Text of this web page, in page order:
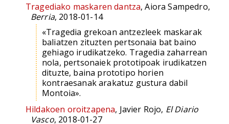
Tragediako maskaren dantza, Aiora Sampedro,
Berria, 2018-01-14
«Tragedia grekoan antzezleek maskarak
baliatzen zituzten pertsonaia bat baino
gehiago irudikatzeko. Tragedia zaharrean
nola, pertsonaiek prototipoak irudikatzen
dituzte, baina prototipo horien
kontraesanak arakatuz gustura dabil
Montoia».
Hildakoen oroitzapena, Javier Rojo, El Diario
Vasco, 2018-01-27